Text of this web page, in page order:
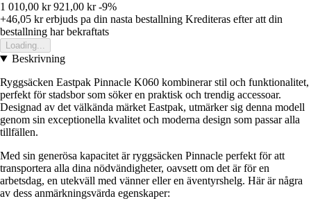
1 010,00 kr 921,00 kr -9%
+46,05 krerbjuds pa din nasta bestallning Krediteras efter att din
bestallning har bekraftats
Loading...
Beskrivning
Ryggsäcken Eastpak Pinnacle K060 kombinerar stil och funktionalitet,
perfekt för stadsbor som söker en praktisk och trendig accessoar.
Designad av det välkända märket Eastpak, utmärker sig denna modell
genom sin exceptionella kvalitet och moderna design som passar alla
tillfällen.
Med sin generösa kapacitet är ryggsäcken Pinnacle perfekt för att
transportera alla dina nödvändigheter, oavsett om det är för en
arbetsdag, en utekväll med vänner eller en äventyrshelg. Här är några
av dess anmärkningsvärda egenskaper: